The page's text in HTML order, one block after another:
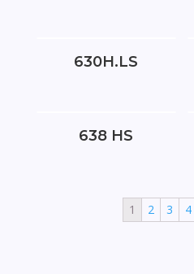
630H.LS
638 HS
1 2 3 4